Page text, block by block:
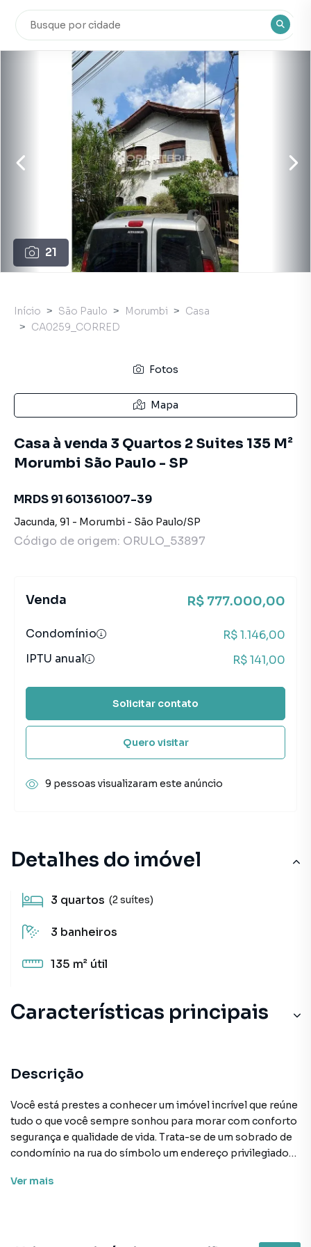
21
Detalhes do imóvel
3 quartos (2 suítes)
3 banheiros
135 m² útil
Características principais
Descrição
Você está prestes a conhecer um imóvel incrível que reúne
tudo o que você sempre sonhou para morar com conforto
segurança e qualidade de vida. Trata-se de um sobrado de
condomínio na rua do símbolo um endereço privilegiado
São Paulo. O Morumbi é uma região que oferece uma
Ver mais
Início São Paulo Morumbi
Casa
CA0259_CORRED
Fotos
Mapa
Casa à venda 3 Quartos 2 Suites 135 M²
Morumbi São Paulo - SP
MRDS 91 601361007-39
Jacunda, 91 - Morumbi - São Paulo/SP
Código de origem: ORULO_53897
Venda R$ 777.000,00
Condomínio
R$ 1.146,00
IPTU anual
R$ 141,00
Solicitar contato
Quero visitar
9 pessoas visualizaram este anúncio